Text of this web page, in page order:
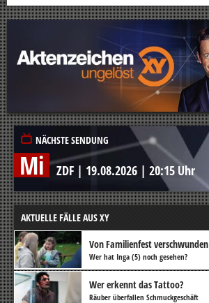
NÄCHSTE SENDUNG
Mi ZDF | 19.08.2026 | 20:15 Uhr
AKTUELLE FÄLLE AUS XY
Von Familienfest verschwunden
Wer hat Inga (5) noch gesehen?
Wer erkennt das Tattoo?
Räuber überfallen Schmuckgeschäft